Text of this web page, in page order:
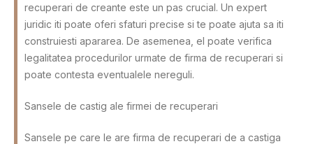
recuperari de creante este un pas crucial. Un expert
juridic iti poate oferi sfaturi precise si te poate ajuta sa iti
construiesti apararea. De asemenea, el poate verifica
legalitatea procedurilor urmate de firma de recuperari si
poate contesta eventualele nereguli.
Sansele de castig ale firmei de recuperari
Sansele pe care le are firma de recuperari de a castiga